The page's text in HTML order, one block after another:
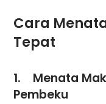
Cara
Tepat
1. Menata
Pembeku